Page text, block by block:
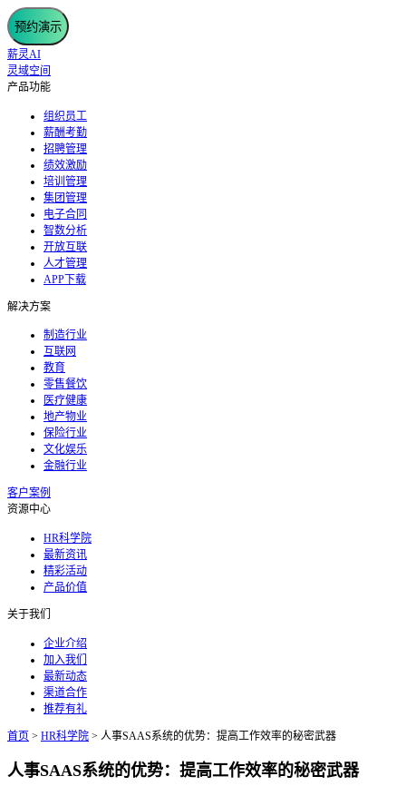
预约演示
薪灵AI
灵域空间
产品功能
组织员工
薪酬考勤
招聘管理
绩效激励
培训管理
集团管理
电子合同
智数分析
开放互联
人才管理
APP下载
解决方案
制造行业
互联网
教育
零售餐饮
医疗健康
地产物业
保险行业
文化娱乐
金融行业
客户案例
资源中心
HR科学院
最新资讯
精彩活动
产品价值
关于我们
企业介绍
加入我们
最新动态
渠道合作
推荐有礼
首页 > HR科学院 > 人事SAAS系统的优势：提高工作效率的秘密武器
人事SAAS系统的优势：提高工作效率的秘密武器